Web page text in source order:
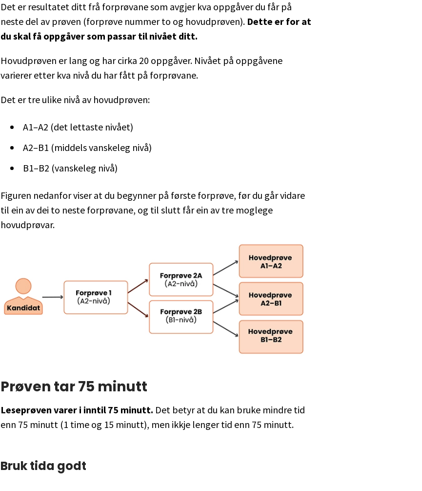
Det er resultatet ditt frå forprøvane som avgjer kva oppgåver du får på
neste del av prøven (forprøve nummer to og hovudprøven). Dette er for at
du skal få oppgåver som passar til nivået ditt.
Hovudprøven er lang og har cirka 20 oppgåver. Nivået på oppgåvene
varierer etter kva nivå du har fått på forprøvane.
Det er tre ulike nivå av hovudprøven:
A1–A2 (det lettaste nivået)
A2–B1 (middels vanskeleg nivå)
B1–B2 (vanskeleg nivå)
Figuren nedanfor viser at du begynner på første forprøve, før du går vidare
til ein av dei to neste forprøvane, og til slutt får ein av tre moglege
hovudprøvar.
Prøven tar 75 minutt
Leseprøven varer i inntil 75 minutt. Det betyr at du kan bruke mindre tid
enn 75 minutt (1 time og 15 minutt), men ikkje lenger tid enn 75 minutt.
Bruk tida godt